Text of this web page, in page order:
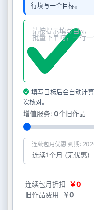
行填写一个目标。
填写目标后会自动计
次核对。
增值服务: 0个旧作品
连续包月优惠 到期:
连续包月折扣
￥0
旧作品费用
￥0